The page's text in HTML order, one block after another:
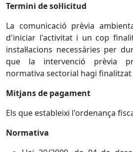
Termini de sol·licitud
La comunicació prèvia
d'iniciar l'activitat i un cop
instal·lacions necessàries per
que la intervenció prèvia
normativa sectorial hagi
Mitjans de pagament
Els que estableixi l'ordenança
Normativa